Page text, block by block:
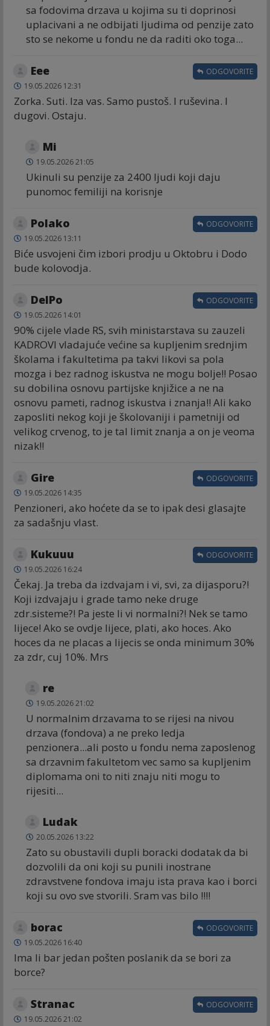
sa fodovima drzava u kojima su ti doprinosi
uplacivani a ne odbijati ljudima od penzije zato
sto se nekome u fondu ne da raditi oko toga...
Eee
19.05.2026 12:31
Zorka. Suti. Iza vas. Samo pustoš. I ruševina. I
dugovi. Ostaju.
ODGOVORITE
Mi
19.05.2026 21:05
Ukinuli su penzije za 2400 ljudi koji daju
punomoc femiliji na korisnje
Polako
19.05.2026 13:11
Biće usvojeni čim izbori prodju u Oktobru i Dodo
bude kolovodja.
ODGOVORITE
DelPo
19.05.2026 14:01
90% cijele vlade RS, svih ministarstava su zauzeli
KADROVI vladajuće većine sa kupljenim srednjim
školama i fakultetima pa takvi likovi sa pola
mozga i bez radnog iskustva ne mogu bolje!! Posao
su dobilina osnovu partijske knjižice a ne na
osnovu pameti, radnog iskustva i znanja!! Ali kako
zaposliti nekog koji je školovaniji i pametniji od
velikog crvenog, to je tal limit znanja a on je veoma
nizak!!
ODGOVORITE
Gire
19.05.2026 14:35
Penzioneri, ako hoćete da se to ipak desi glasajte
za sadašnju vlast.
ODGOVORITE
Kukuuu
19.05.2026 16:24
Čekaj. Ja treba da izdvajam i vi, svi, za dijasporu?!
Koji izdvajaju i grade tamo neke druge
zdr.sisteme?! Pa jeste li vi normalni?! Nek se tamo
lijece! Ako se ovdje lijece, plati, ako hoces. Ako
hoces da ne placas a lijecis se onda minimum 30%
za zdr, cuj 10%. Mrs
ODGOVORITE
re
19.05.2026 21:02
U normalnim drzavama to se rijesi na nivou
drzava (fondova) a ne preko ledja
penzionera...ali posto u fondu nema zaposlenog
sa drzavnim fakultetom vec samo sa kupljenim
diplomama oni to niti znaju niti mogu to
rijesiti...
Ludak
20.05.2026 13:22
Zato su obustavili dupli boracki dodatak da bi
dozvolili da oni koji su punili inostrane
zdravstvene fondova imaju ista prava kao i borci
koji su ovo sve stvorili. Sram vas bilo !!!!
borac
19.05.2026 16:40
Ima li bar jedan pošten poslanik da se bori za
borce?
ODGOVORITE
Stranac
19.05.2026 21:02
ODGOVORITE